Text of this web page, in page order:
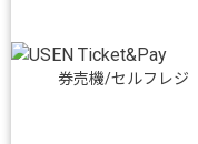
券売機/セルフレジ